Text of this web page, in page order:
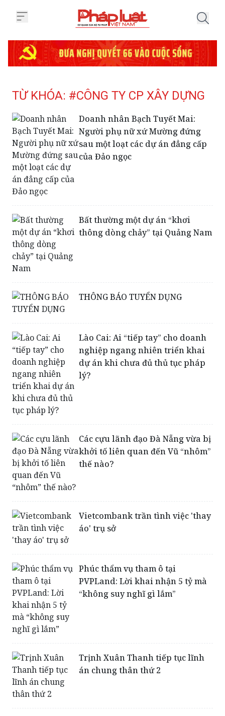
TỪ KHÓA: #CÔNG TY CP XÂY DỰNG
Doanh nhân Bạch Tuyết Mai:
Người phụ nữ xứ Mường đứng
sau một loạt các dự án đẳng cấp
của Đảo ngọc
Bất thường một dự án “khơi
thông dòng chảy” tại Quảng Nam
THÔNG BÁO TUYỂN DỤNG
Lào Cai: Ai “tiếp tay” cho doanh
nghiệp ngang nhiên triển khai
dự án khi chưa đủ thủ tục pháp
lý?
Các cựu lãnh đạo Đà Nẵng vừa bị
khởi tố liên quan đến Vũ “nhôm”
thế nào?
Vietcombank trần tình việc 'thay
áo' trụ sở
Phúc thẩm vụ tham ô tại
PVPLand: Lời khai nhận 5 tỷ mà
“không suy nghĩ gì lắm”
Trịnh Xuân Thanh tiếp tục lĩnh
án chung thân thứ 2